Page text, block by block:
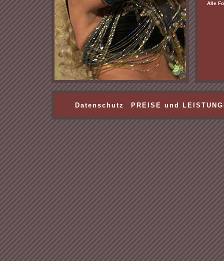
Alle
Datenschutz PREISE und